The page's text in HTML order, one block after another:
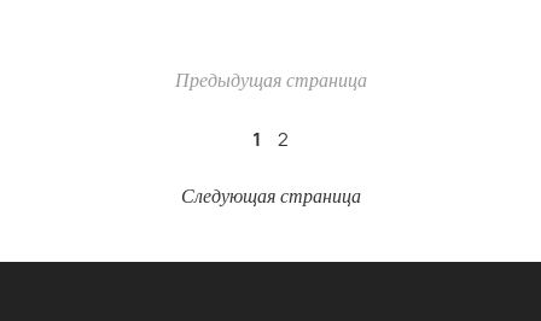
Предыдущая страница
1 2
Следующая страница